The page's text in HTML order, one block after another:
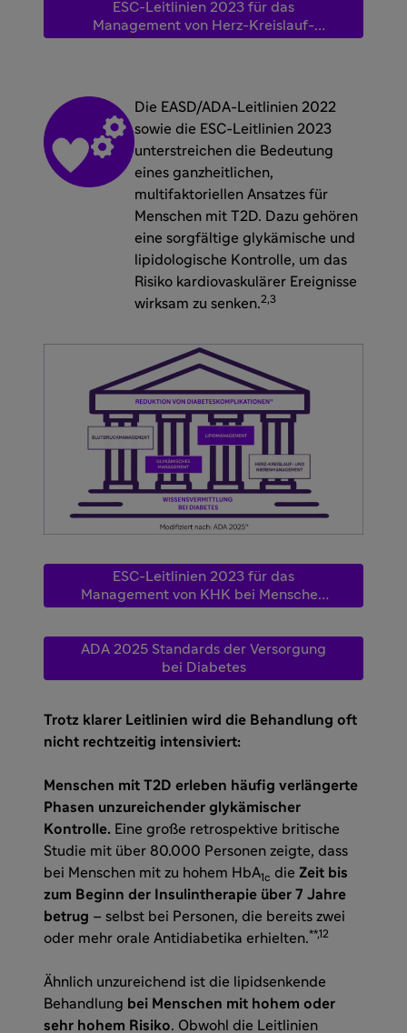
ESC-Leitlinien 2023 für das
Management von Herz-Kreislauf-
Erkrankungen bei Menschen mit T2D
Die EASD/ADA-Leitlinien 2022
sowie die ESC-Leitlinien 2023
unterstreichen die Bedeutung
eines ganzheitlichen,
multifaktoriellen Ansatzes für
Menschen mit T2D. Dazu gehören
eine sorgfältige glykämische und
lipidologische Kontrolle, um das
Risiko kardiovaskulärer Ereignisse
wirksam zu senken.2,3
ESC-Leitlinien 2023 für das
Management von KHK bei Menschen
ADA 2025 Standards der Versorgung
bei Diabetes
Trotz klarer Leitlinien wird die Behandlung oft
nicht rechtzeitig intensiviert:
Menschen mit T2D erleben häufig verlängerte
Phasen unzureichender glykämischer
Kontrolle. Eine große retrospektive britische
Studie mit über 80.000 Personen zeigte, dass
bei Menschen mit zu hohem HbA1c die Zeit bis
zum Beginn der Insulintherapie über 7 Jahre
betrug – selbst bei Personen, die bereits zwei
oder mehr orale Antidiabetika erhielten.**,12
Ähnlich unzureichend ist die lipidsenkende
Behandlung bei Menschen mit hohem oder
sehr hohem Risiko. Obwohl die Leitlinien